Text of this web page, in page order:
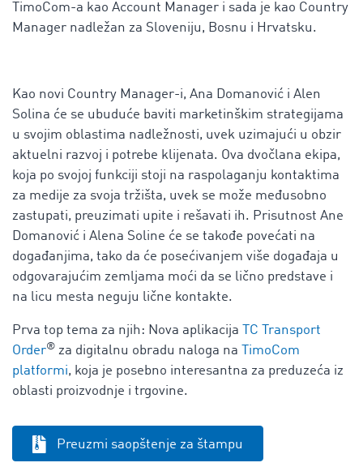
TimoCom-a kao Account Manager i sada je kao Country
Manager nadležan za Sloveniju, Bosnu i Hrvatsku.
Kao novi Country Manager-i, Ana Domanović i Alen
Solina će se ubuduće baviti marketinškim strategijama
u svojim oblastima nadležnosti, uvek uzimajući u obzir
aktuelni razvoj i potrebe klijenata. Ova dvočlana ekipa,
koja po svojoj funkciji stoji na raspolaganju kontaktima
za medije za svoja tržišta, uvek se može međusobno
zastupati, preuzimati upite i rešavati ih. Prisutnost Ane
Domanović i Alena Soline će se takođe povećati na
događanjima, tako da će posećivanjem više događaja u
odgovarajućim zemljama moći da se lično predstave i
na licu mesta neguju lične kontakte.
Prva top tema za njih: Nova aplikacija
TC Transport
Order® za digitalnu obradu naloga na TimoCom
platformi, koja je posebno interesantna za preduzeća iz
oblasti proizvodnje i trgovine.
Preuzmi saopštenje za štampu